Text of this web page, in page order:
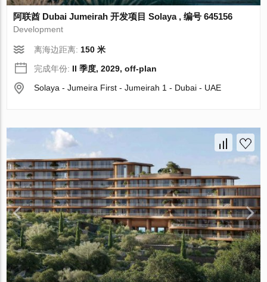
阿联酋 Dubai Jumeirah 开发项目 Solaya , 编号 645156
Development
离海边距离:150 米
完成年份: II 季度, 2029, off-plan
Solaya - Jumeira First - Jumeirah 1 - Dubai - UAE